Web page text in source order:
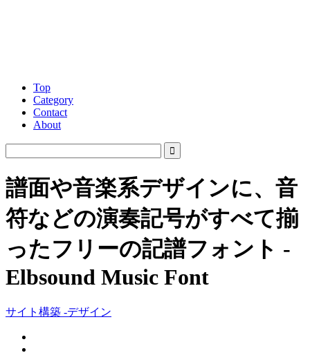
Top
Category
Contact
About
譜面や音楽系デザインに、音
符などの演奏記号がすべて揃
ったフリーの記譜フォント -
Elbsound Music Font
サイト構築 -デザイン